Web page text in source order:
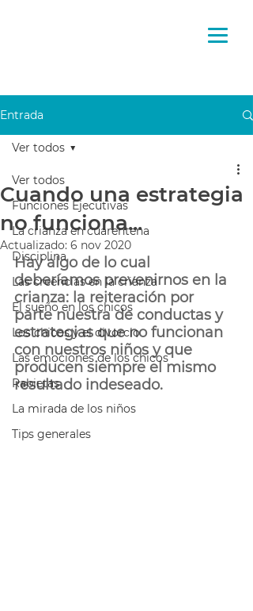
Entrada
Ver todos
Funciones Ejecutivas
La crianza en cuarentena
Disciplina
Las creencias en la crianza
El sueño en los chicos
Los chicos y el divorcio
Las emociones de los chicos
Rabietas
La mirada de los niños
Tips generales
Ver todos
Cuando una estrategia
no funciona...
Actualizado: 6 nov 2020
Hay algo de lo cual
deberíamos prevenirnos en la
crianza: la reiteración por
parte nuestra de conductas y
estrategias que no funcionan
con nuestros niños y que
producen siempre el mismo
resultado indeseado.